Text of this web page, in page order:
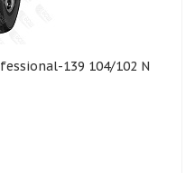
139 104/102 N